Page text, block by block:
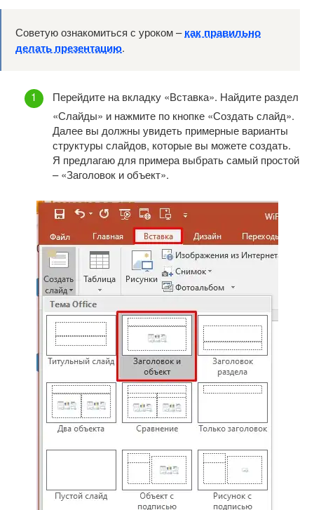
Советую ознакомиться с уроком –как правильно
делать презентацию.
Перейдите на вкладку «Вставка». Найдите раздел
«Слайды» и нажмите по кнопке «Создать слайд».
Далее вы должны увидеть примерные варианты
структуры слайдов, которые вы можете создать.
Я предлагаю для примера выбрать самый простой
– «Заголовок и объект».